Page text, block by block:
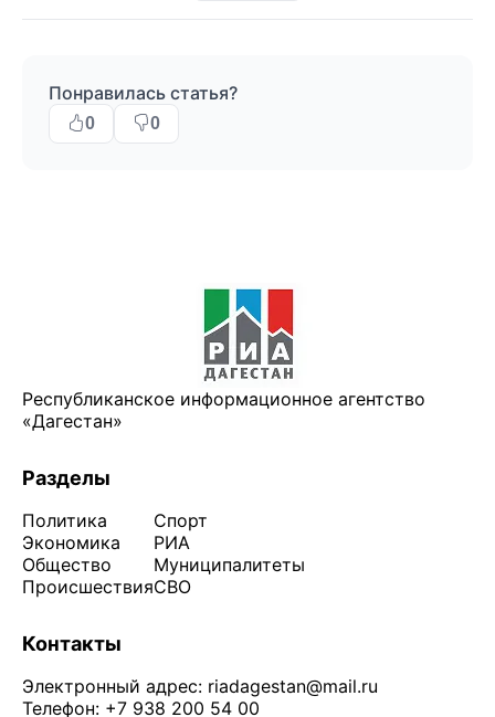
Понравилась статья?
0 0
Республиканское информационное агентство
«Дагестан»
Разделы
Политика
Экономика
Общество
Происшествия
Спорт
РИА
Муниципалитеты
СВО
Контакты
Электронный адрес: riadagestan@mail.ru
Телефон: +7 938 200 54 00